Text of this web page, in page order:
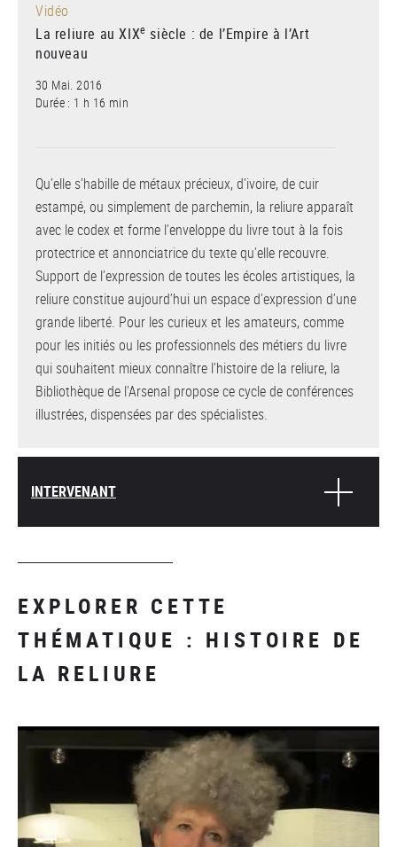
Vidéo
La reliure au XIXe siècle : de l’Empire à l’Art
nouveau
30 Mai. 2016
Durée : 1 h 16 min
Qu’elle s’habille de métaux précieux, d’ivoire, de cuir
estampé, ou simplement de parchemin, la reliure apparaît
avec le codex et forme l’enveloppe du livre tout à la fois
protectrice et annonciatrice du texte qu’elle recouvre.
Support de l’expression de toutes les écoles artistiques, la
reliure constitue aujourd’hui un espace d’expression d’une
grande liberté. Pour les curieux et les amateurs, comme
pour les initiés ou les professionnels des métiers du livre
qui souhaitent mieux connaître l’histoire de la reliure, la
Bibliothèque de l’Arsenal propose ce cycle de conférences
illustrées, dispensées par des spécialistes.
INTERVENANT
EXPLORER CETTE
THÉMATIQUE : HISTOIRE DE
LA RELIURE